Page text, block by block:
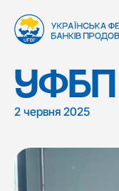
УФБП
2 червня 2025